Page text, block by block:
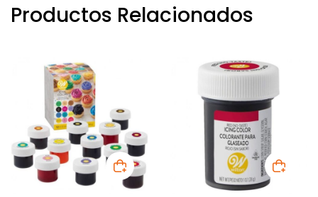
Productos Relacionados